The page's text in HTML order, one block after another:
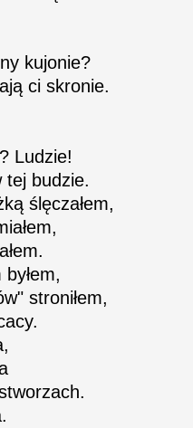
kujonie?
ci skronie.
Ludzie!
tej budzie.
ślęczałem,
stroniłem,